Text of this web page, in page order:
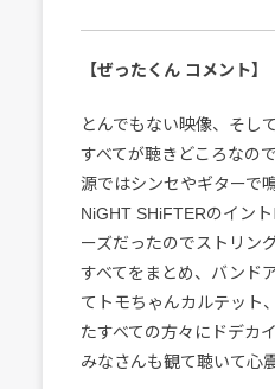
【ぜったくん コメント】
とんでもない映像、そし
すべてが聴きどころなの
源ではシンセやギターで
NiGHT SHiFTERのイン
ーズだったのでストリン
すべてをまとめ、バンド
てトモちゃんカルテット
たすべての方々にドデカ
みなさんも観て聴いて心